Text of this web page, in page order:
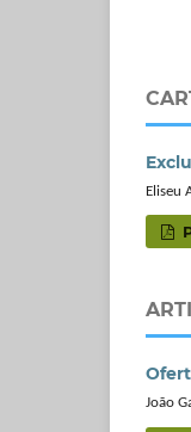
Eliseu
João